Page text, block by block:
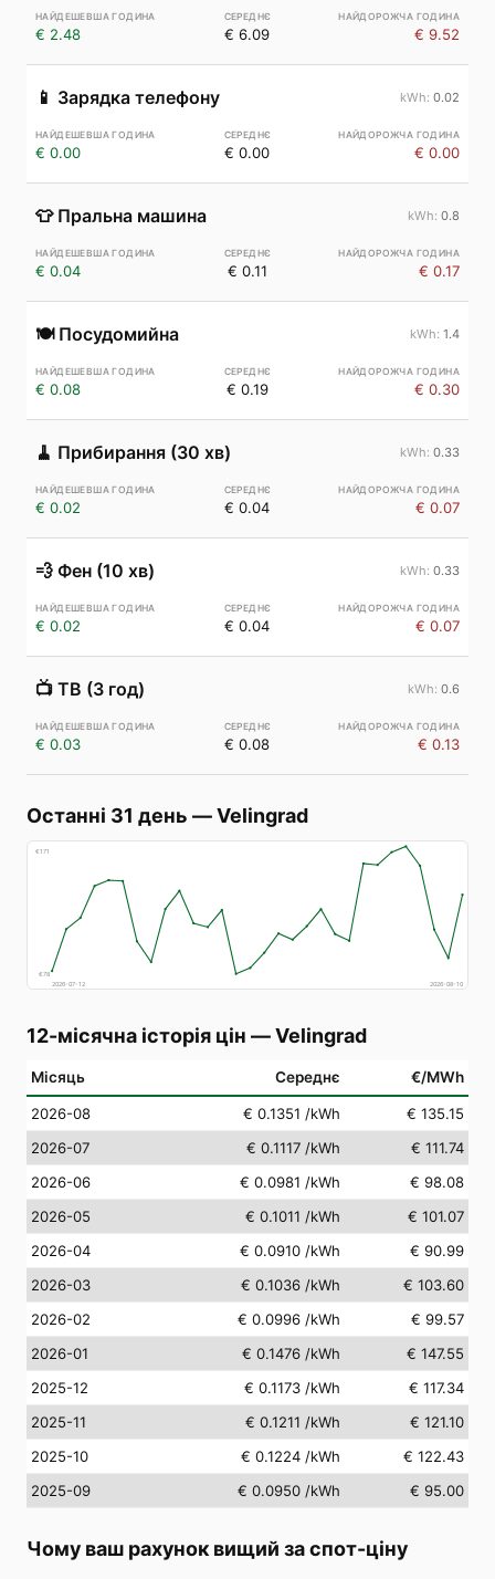
€ 2.48 € 6.09 € 9.52
📱 Зарядка телефону 0.02
€ 0.00 € 0.00 € 0.00
👕 Пральна машина 0.8
€ 0.04 € 0.11 € 0.17
🍽️ Посудомийна 1.4
€ 0.08 € 0.19 € 0.30
🧹 Прибирання (30 хв) 0.33
€ 0.02 € 0.04 € 0.07
💨 Фен (10 хв) 0.33
€ 0.02 € 0.04 € 0.07
📺 ТВ (3 год) 0.6
€ 0.03 € 0.08 € 0.13
Останні 31 день —Velingrad
€171
€78
2026-07-12
2026-08-10
12-місячна історія цін —Velingrad
Місяць Середнє €/MWh
2026-08 € 0.1351 /kWh
€ 135.15
2026-07
€ 0.1117 /kWh
€ 111.74
2026-06
€ 0.0981 /kWh
€ 98.08
2026-05
€ 0.1011 /kWh
€ 101.07
2026-04
€ 0.0910 /kWh
€ 90.99
2026-03
€ 0.1036 /kWh
€ 103.60
2026-02
€ 0.0996 /kWh
€ 99.57
2026-01
€ 0.1476 /kWh
€ 147.55
2025-12
€ 0.1173 /kWh
€ 117.34
2025-11
€ 0.1211 /kWh
€ 121.10
2025-10
€ 0.1224 /kWh
€ 122.43
2025-09
€ 0.0950 /kWh € 95.00
Чому ваш рахунок вищий за спот-ціну